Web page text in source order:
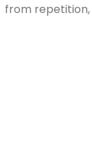
from